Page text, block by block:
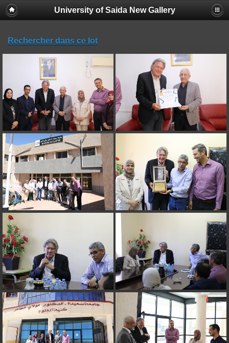
University of Saida New Gallery
Rechercher dans ce lot